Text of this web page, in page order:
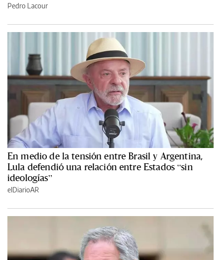
Pedro Lacour
En medio de la tensión entre Brasil y Argentina,
Lula defendió una relación entre Estados “sin
ideologías”
elDiarioAR